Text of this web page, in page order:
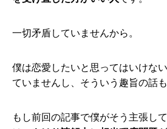
一切矛盾していませんから。
僕は恋愛したいと思ってはいけな
ていませんし、そういう趣旨の話
もし前回の記事で僕がそう主張し